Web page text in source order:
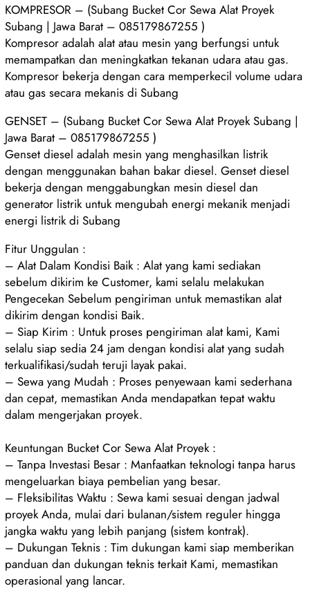
KOMPRESOR – (Subang Bucket Cor Sewa Alat Proyek
Subang | Jawa Barat – 085179867255 )
Kompresor adalah alat atau mesin yang berfungsi untuk
memampatkan dan meningkatkan tekanan udara atau gas.
Kompresor bekerja dengan cara memperkecil volume udara
atau gas secara mekanis di Subang
GENSET – (Subang Bucket Cor Sewa Alat Proyek Subang |
Jawa Barat – 085179867255 )
Genset diesel adalah mesin yang menghasilkan listrik
dengan menggunakan bahan bakar diesel. Genset diesel
bekerja dengan menggabungkan mesin diesel dan
generator listrik untuk mengubah energi mekanik menjadi
energi listrik di Subang
Fitur Unggulan :
– Alat Dalam Kondisi Baik : Alat yang kami sediakan
sebelum dikirim ke Customer, kami selalu melakukan
Pengecekan Sebelum pengiriman untuk memastikan alat
dikirim dengan kondisi Baik.
– Siap Kirim : Untuk proses pengiriman alat kami, Kami
selalu siap sedia 24 jam dengan kondisi alat yang sudah
terkualifikasi/sudah teruji layak pakai.
– Sewa yang Mudah : Proses penyewaan kami sederhana
dan cepat, memastikan Anda mendapatkan tepat waktu
dalam mengerjakan proyek.
Keuntungan Bucket Cor Sewa Alat Proyek :
– Tanpa Investasi Besar : Manfaatkan teknologi tanpa harus
mengeluarkan biaya pembelian yang besar.
– Fleksibilitas Waktu : Sewa kami sesuai dengan jadwal
proyek Anda, mulai dari bulanan/sistem reguler hingga
jangka waktu yang lebih panjang (sistem kontrak).
– Dukungan Teknis : Tim dukungan kami siap memberikan
panduan dan dukungan teknis terkait Kami, memastikan
operasional yang lancar.